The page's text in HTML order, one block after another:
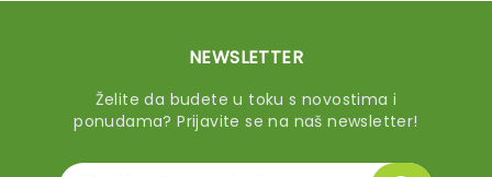
NEWSLETTER
Želite da budete u toku s novostima i
ponudama? Prijavite se na naš newsletter!